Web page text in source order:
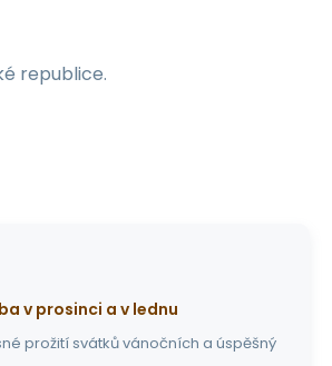
republice.
v prosinci a v lednu
prožití svátků vánočních a úspěšný